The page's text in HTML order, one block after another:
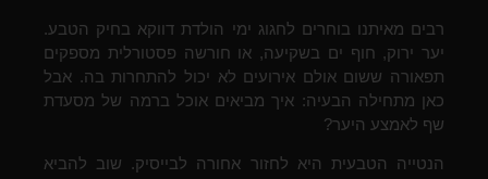
רבים מאיתנו בוחרים לחגוג ימי הולדת דווקא בחיק הטבע.
יער ירוק, חוף ים בשקיעה, או חורשה פסטורלית מספקים
תפאורה ששום אולם אירועים לא יכול להתחרות בה. אבל
כאן מתחילה הבעיה: איך מביאים אוכל ברמה של מסעדת
שף לאמצע היער?
הנטייה הטבעית היא לחזור אחורה לבייסיק. שוב להביא